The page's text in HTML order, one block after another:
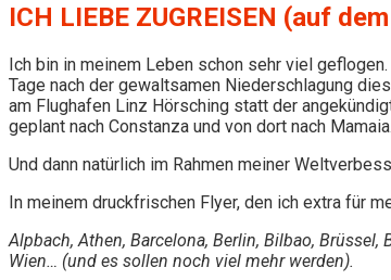
ICH LIEBE ZUGREISEN (auf
Ich bin in meinem Leben schon sehr viel
Tage nach der gewaltsamen Niederschlagung
am Flughafen Linz Hörsching statt der
geplant nach Constanza und von dort nach Mamaia.
Und dann natürlich im Rahmen meiner
In meinem druckfrischen Flyer, den ich extra für
Alpbach, Athen, Barcelona, Berlin, Bilbao,
Wien… (und es sollen noch viel mehr werden).